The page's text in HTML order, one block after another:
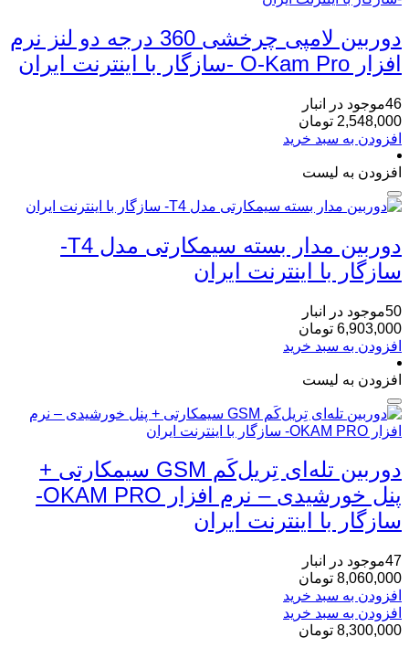
دوربین لامپی چرخشی 360 درجه دو لنز نرم
افزار O-Kam Pro -سازگار با اینترنت ایران
46موجود در انبار
2,548,000 تومان
افزودن به سبد خرید
افزودن به لیست
دوربین مدار بسته سیمکارتی مدل T4-
سازگار با اینترنت ایران
50موجود در انبار
6,903,000 تومان
افزودن به سبد خرید
افزودن به لیست
دوربین تله‌ای تِریل‌کَم GSM سیمکارتی +
پنل خورشیدی – نرم افزار OKAM PRO-
سازگار با اینترنت ایران
47موجود در انبار
8,060,000 تومان
افزودن به سبد خرید
افزودن به سبد خرید
8,300,000 تومان